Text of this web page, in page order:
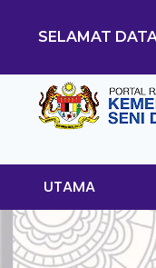
SELAMAT
UTAMA